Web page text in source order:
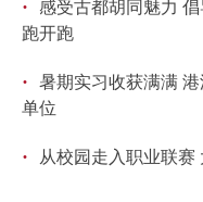
·
感受古都胡同魅力
跑开跑
·
暑期实习收获满满
单位
· 从校园走入职业联赛